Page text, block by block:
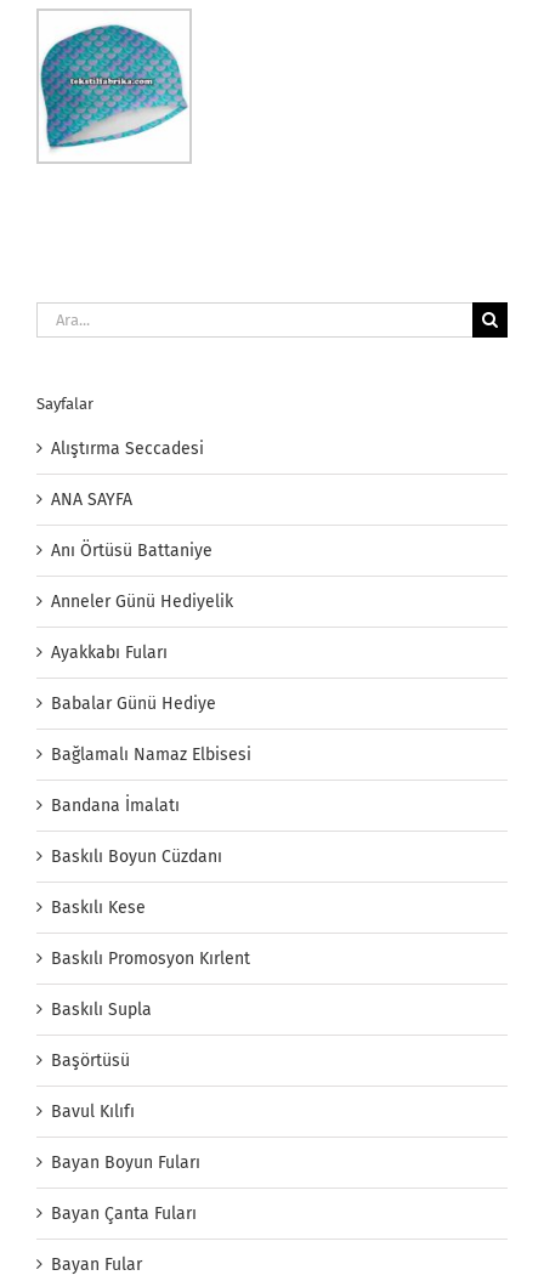
Ara:
Sayfalar
Alıştırma Seccadesi
ANA SAYFA
Anı Örtüsü Battaniye
Anneler Günü Hediyelik
Ayakkabı Fuları
Babalar Günü Hediye
Bağlamalı Namaz Elbisesi
Bandana İmalatı
Baskılı Boyun Cüzdanı
Baskılı Kese
Baskılı Promosyon Kırlent
Baskılı Supla
Başörtüsü
Bavul Kılıfı
Bayan Boyun Fuları
Bayan Çanta Fuları
Bayan Fular